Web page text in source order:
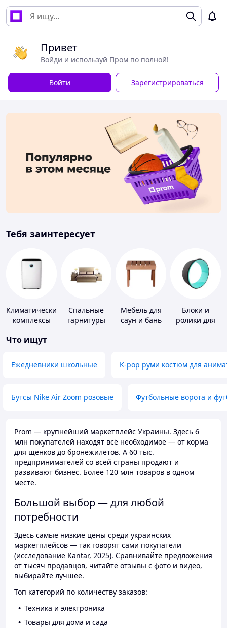
Привет
Войди и используй Пром по полной!
Войти Зарегистрироваться
Тебя заинтересует
Климатические
комплексы
Спальные
гарнитуры
Мебель для
саун и бань
Блоки и
ролики для
Что ищут
Ежедневники школьные K-pop руми костюм для
Бутсы Nike Air Zoom розовые Футбольные ворота и
Prom — крупнейший маркетплейс Украины. Здесь 6
млн покупателей находят всё необходимое — от корма
для щенков до бронежилетов. А 60 тыс.
предпринимателей со всей страны продают и
развивают бизнес. Более 120 млн товаров в одном
месте.
Большой выбор — для любой
потребности
Здесь самые низкие цены среди украинских
маркетплейсов — так говорят сами покупатели
(исследование Kantar, 2025). Сравнивайте предложения
от тысяч продавцов, читайте отзывы с фото и видео,
выбирайте лучшее.
Топ категорий по количеству заказов:
Техника и электроника
Товары для дома и сада